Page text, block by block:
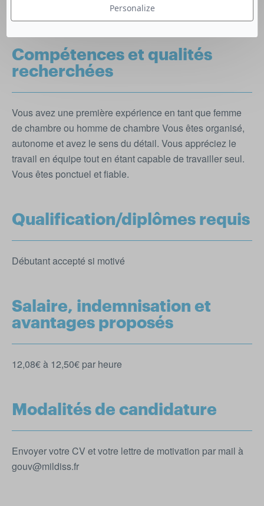
Compétences et qualités
recherchées
Vous avez une première expérience en tant que femme
de chambre ou homme de chambre Vous êtes organisé,
autonome et avez le sens du détail. Vous appréciez le
travail en équipe tout en étant capable de travailler seul.
Vous êtes ponctuel et fiable.
Qualification/diplômes requis
Débutant accepté si motivé
Salaire, indemnisation et
avantages proposés
12,08€ à 12,50€ par heure
Modalités de candidature
Envoyer votre CV et votre lettre de motivation par mail à
gouv@mildiss.fr
Personalize